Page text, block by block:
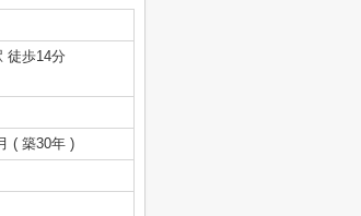
徒歩14分
( 築30年 )